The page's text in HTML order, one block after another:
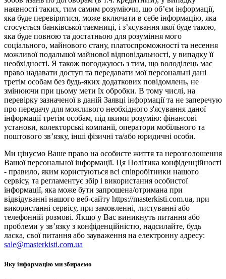
наявності таких, тим самим розуміючи, що об’єм інформації,
яка буде перевірятися, може включати в себе інформацію, яка
стосується банківської таємниці, і з’ясування якої буде такою,
яка буде повною та достатньою для розуміння мого
соціального, майнового стану, платоспроможності та несення
можливої подальшої майнової відповідальності, у випадку її
необхідності. Я також погоджуюсь з тим, що володілець має
право надавати доступ та передавати мої персональні дані
третім особам без будь-яких додаткових повідомлень, не
змінюючи при цьому мети їх обробки. В тому числі, на
перевірку зазначеної в даній Заявці інформації та не заперечую
про передачу для можливого необхідного з'ясування даної
інформації третім особам, під якими розумію: фінансові
установи, колекторські компанії, оператори мобільного та
поштового зв’язку, інші фізичні та/або юридичні особи.
Ми цінуємо Ваше право на особисте життя та нерозголошення
Вашої персональної інформації. Ця Політика конфіденційності
- правило, яким користуються всі співробітники нашого
сервісу, та регламентує збір і використання особистої
інформації, яка може бути запрошена/отримана при
відвідуванні нашого веб-сайту https://masterkisti.com.ua, при
використанні сервісу, при замовленні, листуванні або
телефонній розмові. Якщо у Вас виникнуть питання або
проблеми у зв’язку з конфіденційністю, надсилайте, будь
ласка, свої питання або зауваження на електронну адресу:
sale@masterkisti.com.ua
Яку інформацію ми збираємо